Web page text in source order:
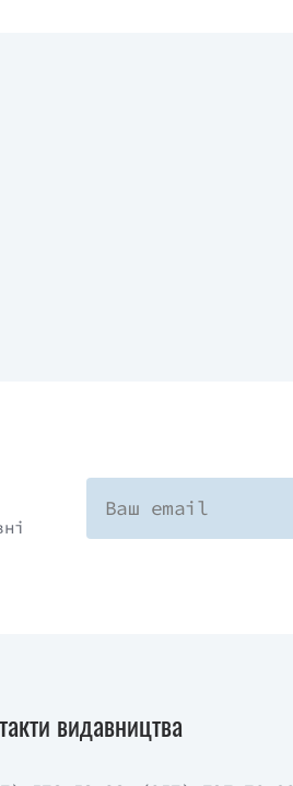
в молодого лікаря,
маску базіки й веселухи,
проблем…
видавництва